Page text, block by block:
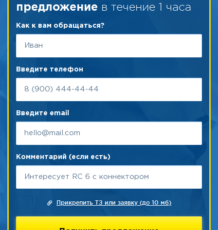
предложение в течение 1 часа
Как к вам обращаться?
Введите телефон
Введите email
Комментарий (если есть)
Прикрепить ТЗ или заявку (до 10 мб)